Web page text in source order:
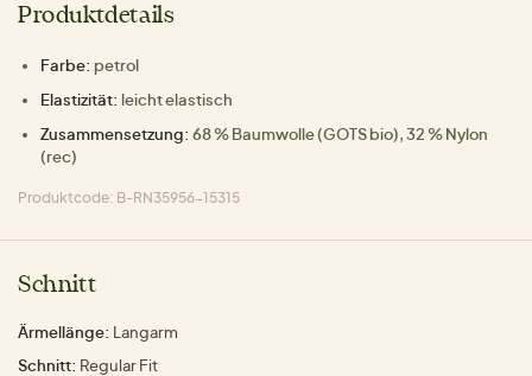
Produktdetails
Farbe: petrol
Elastizität: leicht elastisch
Zusammensetzung: 68 % Baumwolle (GOTS bio), 32 % Nylon
(rec)
Produktcode: B-RN35956-15315
Schnitt
Ärmellänge: Langarm
Schnitt: Regular Fit